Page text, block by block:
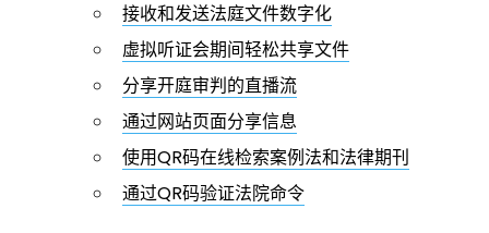
接收和发送法庭文件数字化
虚拟听证会期间轻松共享文件
分享开庭审判的直播流
通过网站页面分享信息
使用QR码在线检索案例法和法律期刊
通过QR码验证法院命令